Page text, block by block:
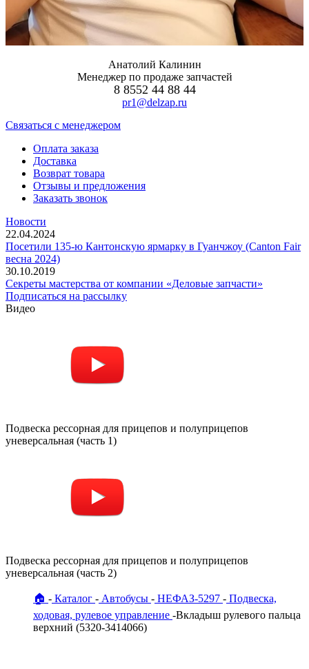
Анатолий Калинин
Менеджер по продаже запчастей
8 8552 44 88 44
pr1@delzap.ru
Cвязаться с менеджером
Оплата заказа
Доставка
Возврат товара
Отзывы и предложения
Заказать звонок
Новости
22.04.2024
Посетили 135-ю Кантонскую ярмарку в Гуанчжоу (Canton Fair
весна 2024)
30.10.2019
Секреты мастерства от компании «Деловые запчасти»
Подписаться на рассылку
Видео
Подвеска рессорная для прицепов и полуприцепов
уневерсальная (часть 1)
Подвеска рессорная для прицепов и полуприцепов
уневерсальная (часть 2)
🏠 Каталог Автобусы НЕФАЗ-5297
Подвеска,
ходовая, рулевое управление Вкладыш рулевого пальца
верхний (5320-3414066)